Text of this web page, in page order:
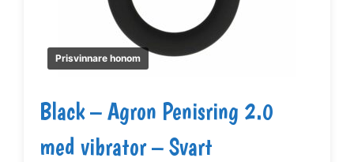
Prisvinnare honom
Black – Agron Penisring 2.0
med vibrator – Svart